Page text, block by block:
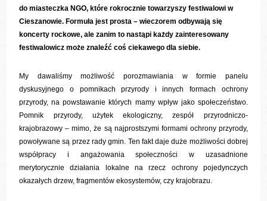
do miasteczka NGO, które rokrocznie towarzyszy festiwalowi w
Cieszanowie. Formuła jest prosta – wieczorem odbywają się
koncerty rockowe, ale zanim to nastąpi każdy zainteresowany
festiwalowicz może znaleźć coś ciekawego dla siebie.
My dawaliśmy możliwość porozmawiania w formie panelu
dyskusyjnego o pomnikach przyrody i innych formach ochrony
przyrody, na powstawanie których mamy wpływ jako społeczeństwo.
Pomnik przyrody, użytek ekologiczny, zespół przyrodniczo-
krajobrazowy – mimo, że są najprostszymi formami ochrony przyrody,
powoływane są przez rady gmin. Ten fakt daje duże możliwości dobrej
współpracy i angażowania społeczności w uzasadnione
merytorycznie działania lokalne na rzecz ochrony pojedynczych
okazałych drzew, fragmentów ekosystemów, czy krajobrazu.